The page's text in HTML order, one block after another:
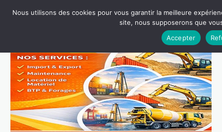
Nous utilisons des cookies pour vous garantir la meilleure
site, nous supposerons que
Accepter